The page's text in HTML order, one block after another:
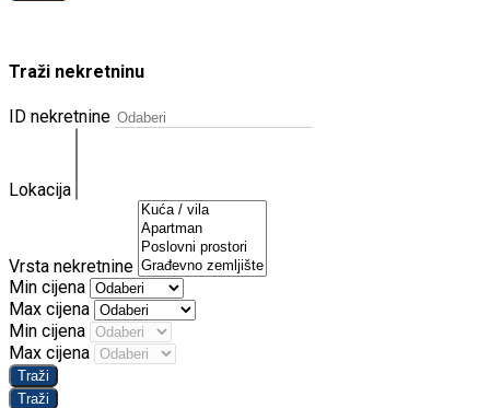
Traži nekretninu
ID nekretnine
Lokacija
Vrsta nekretnine
Min cijena
Max cijena
Min cijena
Max cijena